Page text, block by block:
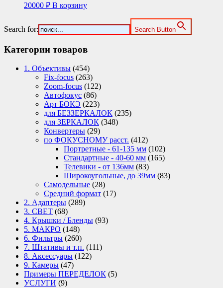
20000 ₽ В корзину
Search for: Search Button
Категории товаров
1. Объективы (454)
Fix-focus (263)
Zoom-focus (122)
Автофокус (86)
Арт БОКЭ (223)
для БЕЗЗЕРКАЛОК (235)
для ЗЕРКАЛОК (348)
Конвертеры (29)
по ФОКУСНОМУ расст. (412)
Портретные - 61-135 мм (102)
Стандартные - 40-60 мм (165)
Телевики - от 136мм (83)
Широкоугольные, до 39мм (83)
Самодельные (28)
Средний формат (17)
2. Адаптеры (289)
3. СВЕТ (68)
4. Крышки / Бленды (93)
5. МАКРО (148)
6. Фильтры (260)
7. Штативы и т.п. (111)
8. Аксессуары (122)
9. Камеры (47)
Примеры ПЕРЕДЕЛОК (5)
УСЛУГИ (9)